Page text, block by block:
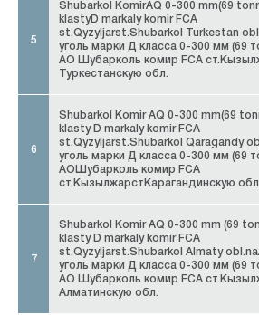
5
Shubarkol KomirAQ 0-300 mm(69
klastyD markaly komir FCA
st.Qyzyljarst.Shubarkol Turkestan
уголь марки Д класса 0-300 мм (69
АО Шубарколь комир FCA
Туркестанскую обл.
6
Shubarkol Komir AQ 0-300 mm(69
klasty D markaly komir FCA
st.Qyzyljarst.Shubarkol Qaragandy
уголь марки Д класса 0-300 мм (69
АОШубарколь комир FCA
ст.КызылжарстКарагандинскую
7
Shubarkol Komir AQ 0-300 mm (69
klasty D markaly komir FCA
st.Qyzyljarst.Shubarkol Almaty
уголь марки Д класса 0-300 мм (69
АО Шубарколь комир FCA
Алматинскую обл.